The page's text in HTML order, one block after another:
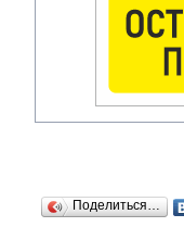
Поделиться…